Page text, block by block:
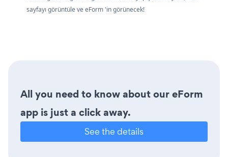
sayfayı görüntüle ve eForm 'in görünecek!
All you need to know about our eForm
app is just a click away.
See the details